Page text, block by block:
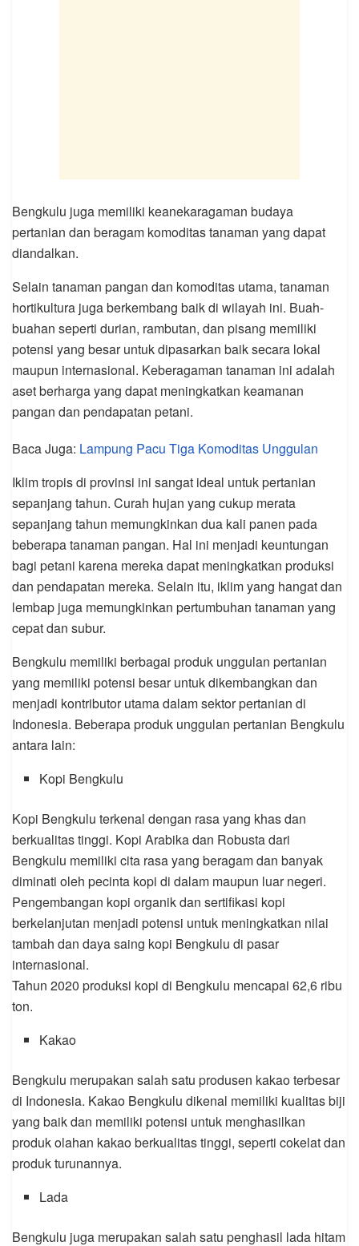
Bengkulu juga memiliki keanekaragaman budaya
pertanian dan beragam komoditas tanaman yang dapat
diandalkan.
Selain tanaman pangan dan komoditas utama, tanaman
hortikultura juga berkembang baik di wilayah ini. Buah-
buahan seperti durian, rambutan, dan pisang memiliki
potensi yang besar untuk dipasarkan baik secara lokal
maupun internasional. Keberagaman tanaman ini adalah
aset berharga yang dapat meningkatkan keamanan
pangan dan pendapatan petani.
Baca Juga: Lampung Pacu Tiga Komoditas Unggulan
Iklim tropis di provinsi ini sangat ideal untuk pertanian
sepanjang tahun. Curah hujan yang cukup merata
sepanjang tahun memungkinkan dua kali panen pada
beberapa tanaman pangan. Hal ini menjadi keuntungan
bagi petani karena mereka dapat meningkatkan produksi
dan pendapatan mereka. Selain itu, iklim yang hangat dan
lembap juga memungkinkan pertumbuhan tanaman yang
cepat dan subur.
Bengkulu memiliki berbagai produk unggulan pertanian
yang memiliki potensi besar untuk dikembangkan dan
menjadi kontributor utama dalam sektor pertanian di
Indonesia. Beberapa produk unggulan pertanian Bengkulu
antara lain:
Kopi Bengkulu
Kopi Bengkulu terkenal dengan rasa yang khas dan
berkualitas tinggi. Kopi Arabika dan Robusta dari
Bengkulu memiliki cita rasa yang beragam dan banyak
diminati oleh pecinta kopi di dalam maupun luar negeri.
Pengembangan kopi organik dan sertifikasi kopi
berkelanjutan menjadi potensi untuk meningkatkan nilai
tambah dan daya saing kopi Bengkulu di pasar
internasional.
Tahun 2020 produksi kopi di Bengkulu mencapai 62,6 ribu
ton.
Kakao
Bengkulu merupakan salah satu produsen kakao terbesar
di Indonesia. Kakao Bengkulu dikenal memiliki kualitas biji
yang baik dan memiliki potensi untuk menghasilkan
produk olahan kakao berkualitas tinggi, seperti cokelat dan
produk turunannya.
Lada
Bengkulu juga merupakan salah satu penghasil lada hitam